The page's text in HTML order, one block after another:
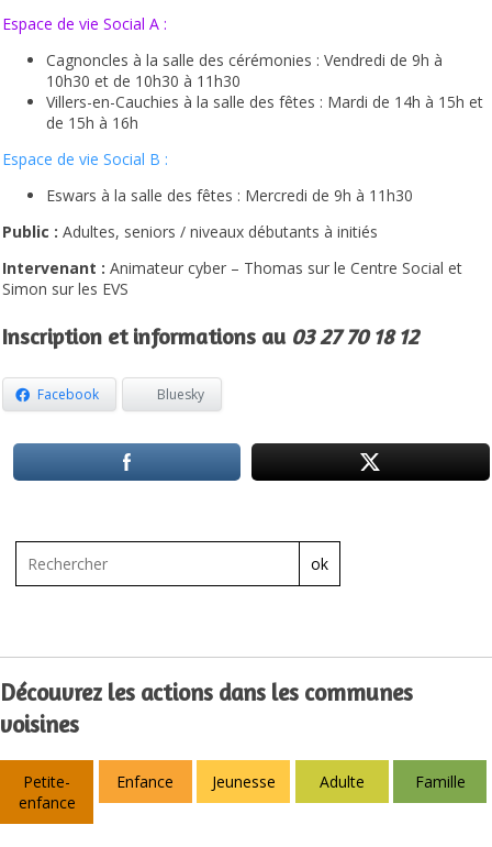
Espace de vie Social A :
Cagnoncles à la salle des cérémonies : Vendredi de 9h à
10h30 et de 10h30 à 11h30
Villers-en-Cauchies à la salle des fêtes : Mardi de 14h à 15h et
de 15h à 16h
Espace de vie Social B :
Eswars à la salle des fêtes : Mercredi de 9h à 11h30
Public : Adultes, seniors / niveaux débutants à initiés
Intervenant : Animateur cyber – Thomas sur le Centre Social et
Simon sur les EVS
Inscription et informations au 03 27 70 18 12
Facebook Bluesky
ok
Découvrez les actions dans les communes
voisines
Petite-
enfance
Enfance Jeunesse Adulte Famille